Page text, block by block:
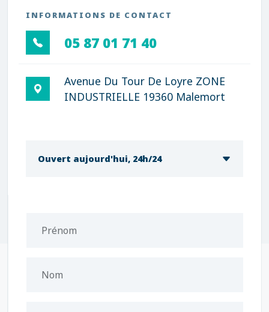
INFORMATIONS DE CONTACT
05 87 01 71 40
Avenue Du Tour De Loyre ZONE
INDUSTRIELLE 19360 Malemort
Ouvert aujourd'hui, 24h/24
Prénom
Nom